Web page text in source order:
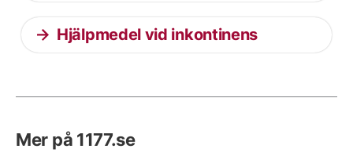
Hjälpmedel vid inkontinens
Mer på 1177.se